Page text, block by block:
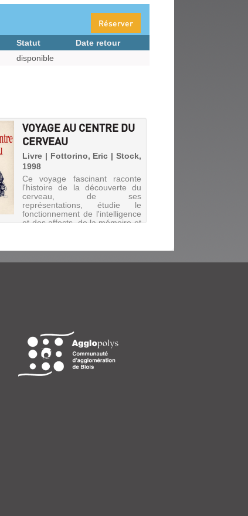
Réserver
Statut
Date retour
disponible
VOYAGE AU CENTRE DU
CERVEAU
Livre | Fottorino, Eric | Stock,
1998
Ce voyage fascinant raconte
l'histoire de la découverte du
cerveau, de ses
représentations, étudie le
fonctionnement de l'intelligence
et des affects, de la mémoire et
siège d...